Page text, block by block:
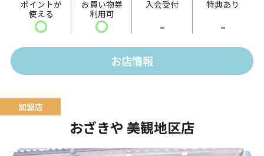
から、ショップオリジナル商品も展開しています。
ポイントが
使える
〇
お買い物券
利用可
〇
入会受付
-
特典あり
-
お店情報
おざきや 美観地区店